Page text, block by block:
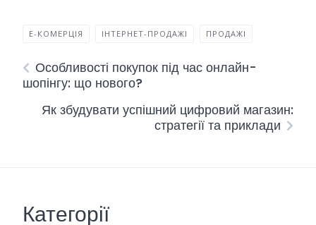
Е-КОМЕРЦІЯ ІНТЕРНЕТ-ПРОДАЖІ ПРОДАЖІ
Особливості покупок під час онлайн-
шопінгу: що нового?
Як збудувати успішний цифровий магазин:
стратегії та приклади
Категорії